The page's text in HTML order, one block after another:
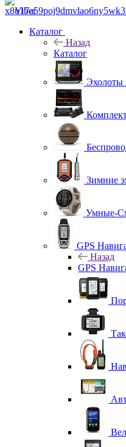
Viber
Каталог
Назад
Каталог
Эхолоты
Зимние
Умные-
GPS
Назад
GPS